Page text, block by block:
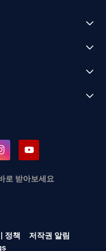
로 받아보세요
정책
저작권 알림